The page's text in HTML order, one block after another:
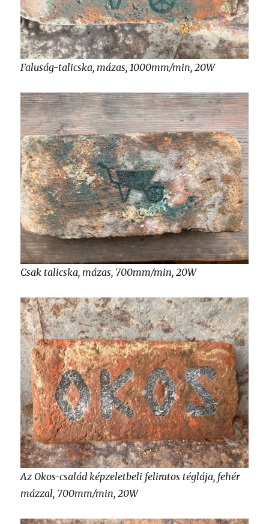
Faluság-talicska, mázas, 1000mm/min, 20W
Csak talicska, mázas, 700mm/min, 20W
Az Okos-család képzeletbeli feliratos téglája, fehér
mázzal, 700mm/min, 20W